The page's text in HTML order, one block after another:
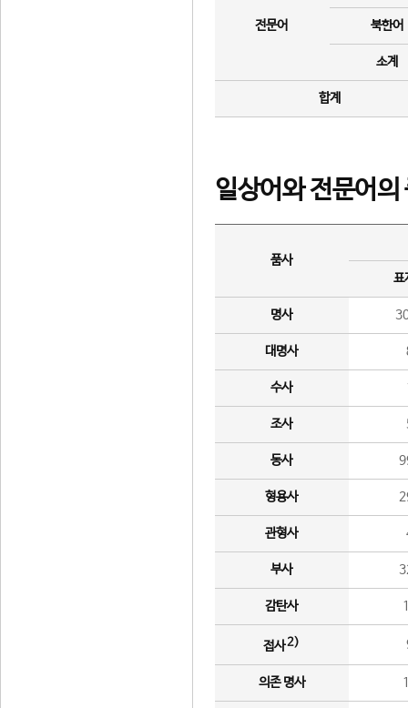
전문어 북한어
소계
합계
일상어와 전문어의
품사
표
명사
대명사
수사
조사
동사
형용사
관형사
부사
감탄사
접사2)
의존 명사